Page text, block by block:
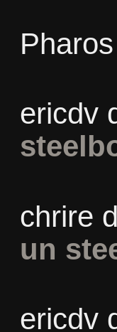
Pharos
ericdv
chrire
un
ericdv